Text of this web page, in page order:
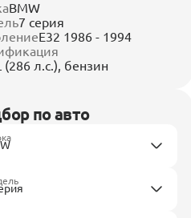
BMW
7 серия
E32 1986 - 1994
(286 л.с.), бензин
по авто